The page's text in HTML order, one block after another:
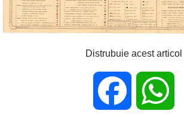
Distrubuie acest articol